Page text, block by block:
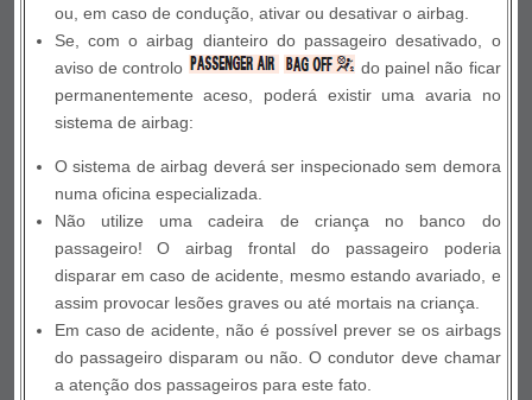
ou, em caso de condução, ativar ou desativar o airbag.
Se, com o airbag dianteiro do passageiro desativado, o
aviso de controlo
do painel não ficar
permanentemente aceso, poderá existir uma avaria no
sistema de airbag:
O sistema de airbag deverá ser inspecionado sem demora
numa oficina especializada.
Não utilize uma cadeira de criança no banco do
passageiro! O airbag frontal do passageiro poderia
disparar em caso de acidente, mesmo estando avariado, e
assim provocar lesões graves ou até mortais na criança.
Em caso de acidente, não é possível prever se os airbags
do passageiro disparam ou não. O condutor deve chamar
a atenção dos passageiros para este fato.